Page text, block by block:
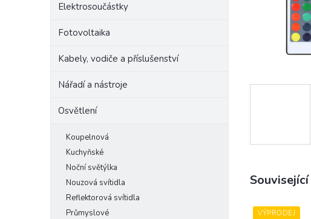
Elektrosoučástky
Fotovoltaika
Kabely, vodiče a příslušenství
Nářadí a nástroje
Osvětlení
Koupelnová
Kuchyňské
Noční světýlka
Nouzová svítidla
Reflektorová svítidla
Průmyslové
VÝPRODEJ